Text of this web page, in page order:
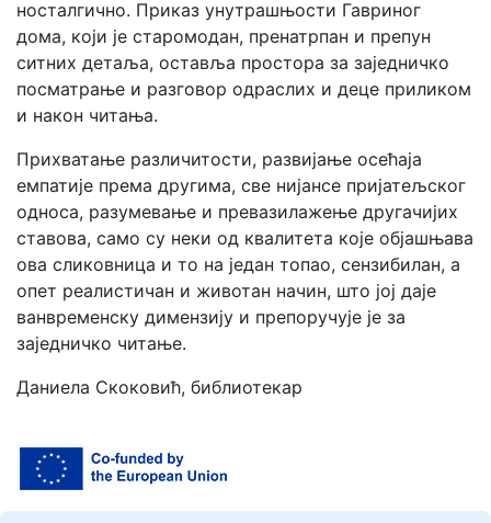
носталгично. Приказ унутрашњости Гавриног
дома, који је старомодан, пренатрпан и препун
ситних детаља, оставља простора за заједничко
посматрање и разговор одраслих и деце приликом
и након читања.
Прихватање различитости, развијање осећаја
емпатије према другима, све нијансе пријатељског
односа, разумевање и превазилажење другачијих
ставова, само су неки од квалитета које објашњава
ова сликовница и то на један топао, сензибилан, а
опет реалистичан и животан начин, што јој даје
ванвременску димензију и препоручује је за
заједничко читање.
Даниела Скоковић, библиотекар